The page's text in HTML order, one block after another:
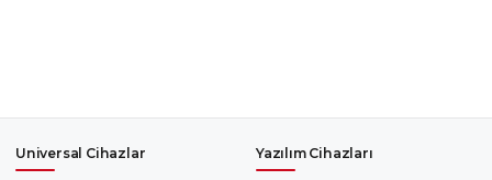
Universal Cihazlar Yazılım Cihazları